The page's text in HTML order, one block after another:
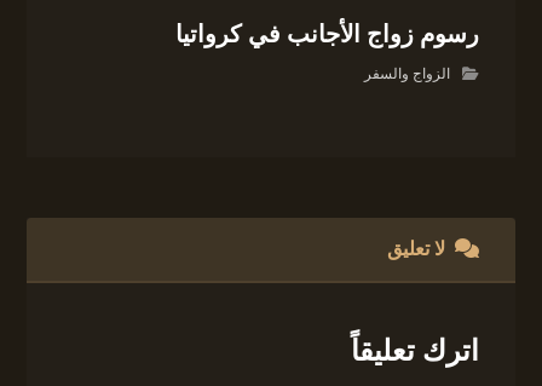
رسوم زواج الأجانب في كرواتيا
الزواج والسفر
لا تعليق
اترك تعليقاً